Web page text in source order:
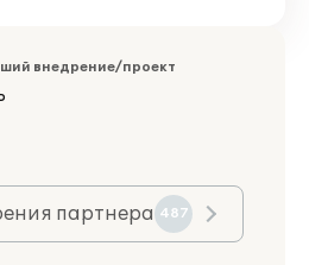
внедрение/проект
партнера 487